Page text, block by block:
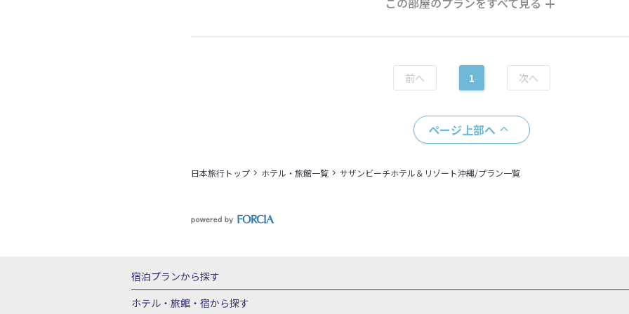
1
ページ上部へ
日本旅行トップ ホテル・旅館一覧 サザンビーチホテル＆リゾート沖縄/プラン一覧
宿泊プランから探す
北海道
東北 青森県
ホテル・旅館・宿から探す